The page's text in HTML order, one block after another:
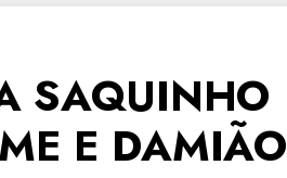
SAQUINHO
E DAMIÃO